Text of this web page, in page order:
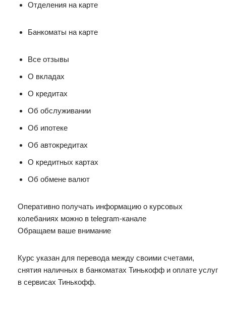
Отделения на карте
Банкоматы на карте
Все отзывы
О вкладах
О кредитах
Об обслуживании
Об ипотеке
Об автокредитах
О кредитных картах
Об обмене валют
Оперативно получать информацию о курсовых
колебаниях можно в telegram-канале
Обращаем ваше внимание
Курс указан для перевода между своими счетами,
снятия наличных в банкоматах Тинькофф и оплате услуг
в сервисах Тинькофф.